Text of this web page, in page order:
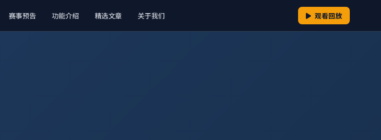
赛事预告 功能介绍 精选文章 关于我们 观看回放